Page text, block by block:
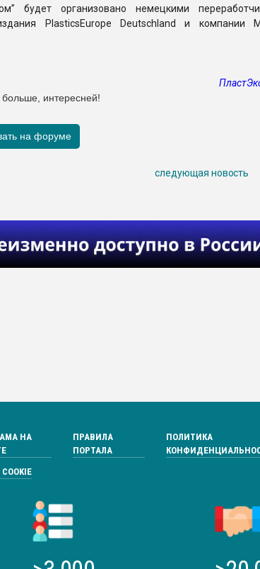
будет организовано немецкими
PlasticsEurope Deutschland и компании
интересней!
следующая новость
НА
ПРАВИЛА
ПОРТАЛА
ПОЛИТИКА